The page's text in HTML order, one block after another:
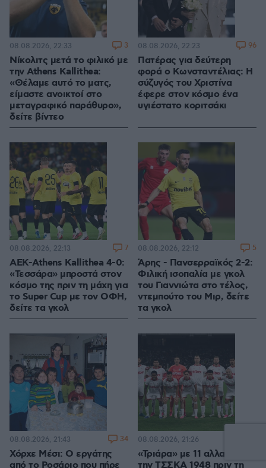
Νίκολιτς μετά το φιλικό με
την Athens Kallithea:
«Θέλαμε αυτό το ματς,
είμαστε ανοικτοί στο
μεταγραφικό παράθυρο»,
δείτε βίντεο
08.08.2026, 22:33 3
Πατέρας για δεύτερη
φορά ο Κωνσταντέλιας: Η
σύζυγός του Χριστίνα
έφερε στον κόσμο ένα
υγιέστατο κοριτσάκι
08.08.2026, 22:23 96
ΑΕΚ-Athens Kallithea 4-0:
«Τεσσάρα» μπροστά στον
κόσμο της πριν τη μάχη για
το Super Cup με τον ΟΦΗ,
δείτε τα γκολ
08.08.2026, 22:13 7
Άρης - Πανσερραϊκός 2-2:
Φιλική ισοπαλία με γκολ
του Γιαννιώτα στο τέλος,
ντεμπούτο του Μιρ, δείτε
τα γκολ
08.08.2026, 22:12 5
Χόρχε Μέσι: Ο εργάτης
από το Ροσάριο που πήρε
08.08.2026, 21:43 34
«Τριάρα» με 11 αλλαγές για
την ΤΣΣΚΑ 1948 πριν τη
08.08.2026, 21:26